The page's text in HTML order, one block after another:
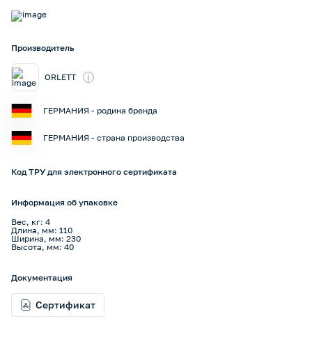
Производитель
ORLETT i
ГЕРМАНИЯ - родина бренда
ГЕРМАНИЯ - страна производства
Код ТРУ для электронного сертификата
Информация об упаковке
Вес, кг: 4
Длина, мм: 110
Ширина, мм: 230
Высота, мм: 40
Документация
Сертификат